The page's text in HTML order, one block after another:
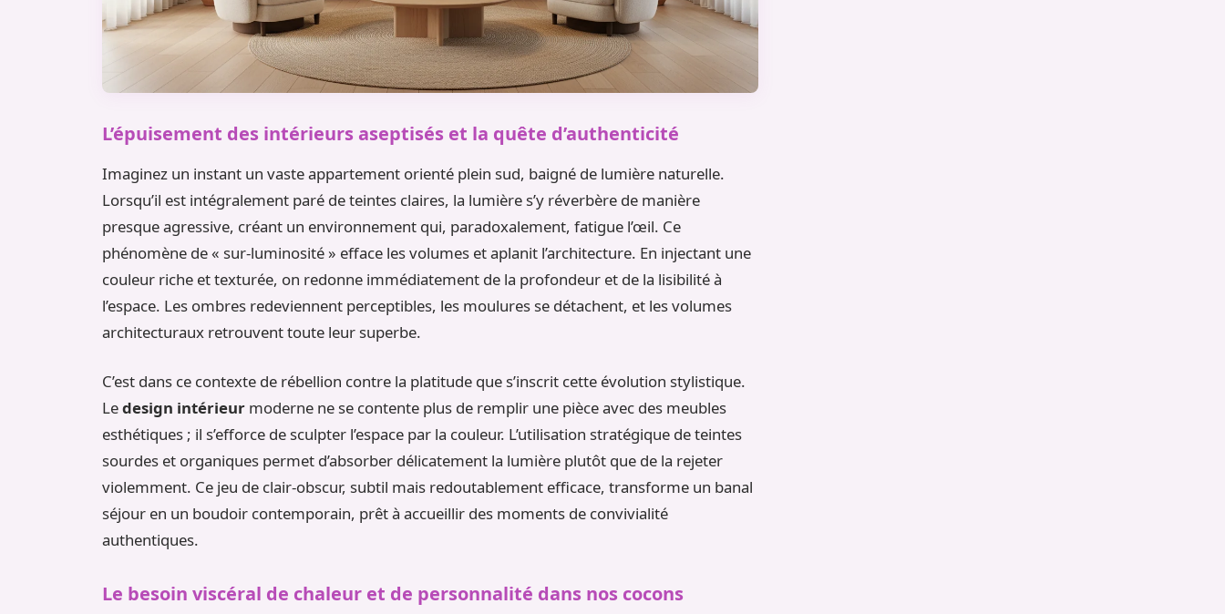
L’épuisement des intérieurs aseptisés et la quête d’authenticité
Imaginez un instant un vaste appartement orienté plein sud, baigné de lumière naturelle.
Lorsqu’il est intégralement paré de teintes claires, la lumière s’y réverbère de manière
presque agressive, créant un environnement qui, paradoxalement, fatigue l’œil. Ce
phénomène de « sur-luminosité » efface les volumes et aplanit l’architecture. En injectant une
couleur riche et texturée, on redonne immédiatement de la profondeur et de la lisibilité à
l’espace. Les ombres redeviennent perceptibles, les moulures se détachent, et les volumes
architecturaux retrouvent toute leur superbe.
C’est dans ce contexte de rébellion contre la platitude que s’inscrit cette évolution stylistique.
Ledesign intérieur moderne ne se contente plus de remplir une pièce avec des meubles
esthétiques ; il s’efforce de sculpter l’espace par la couleur. L’utilisation stratégique de teintes
sourdes et organiques permet d’absorber délicatement la lumière plutôt que de la rejeter
violemment. Ce jeu de clair-obscur, subtil mais redoutablement efficace, transforme un banal
séjour en un boudoir contemporain, prêt à accueillir des moments de convivialité
authentiques.
Le besoin viscéral de chaleur et de personnalité dans nos cocons